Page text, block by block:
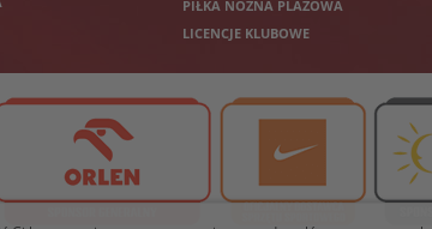
PIŁKA NOŻNA PLAŻOWA
LICENCJE KLUBOWE